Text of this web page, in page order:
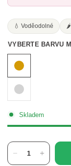
💧 Voděodolné
VYBERTE BARVU
Skladem